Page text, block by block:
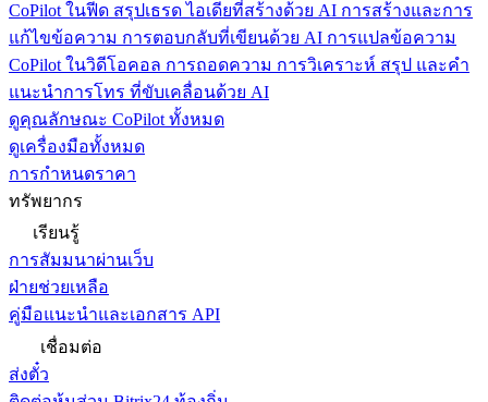
CoPilot ในฟีด สรุปเธรด ไอเดียที่สร้างด้วย AI การสร้างและการ
แก้ไขข้อความ การตอบกลับที่เขียนด้วย AI การแปลข้อความ
CoPilot ในวิดีโอคอล การถอดความ การวิเคราะห์ สรุป และคำ
แนะนำการโทร ที่ขับเคลื่อนด้วย AI
ดูคุณลักษณะ CoPilot ทั้งหมด
ดูเครื่องมือทั้งหมด
การกำหนดราคา
ทรัพยากร
เรียนรู้
การสัมมนาผ่านเว็บ
ฝ่ายช่วยเหลือ
คู่มือแนะนำและเอกสาร API
เชื่อมต่อ
ส่งตั๋ว